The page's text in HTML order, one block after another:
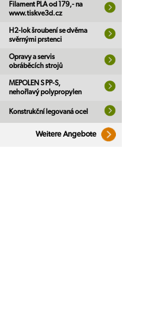
Filament PLA od 179,- na
www.tiskve3d.cz
H2-lok šroubení se dvěma
svěrnými prstenci
Opravy a servis
obráběcích strojů
MEPOLEN S PP-S,
nehořlavý polypropylen
Konstrukční legovaná ocel
Weitere Angebote